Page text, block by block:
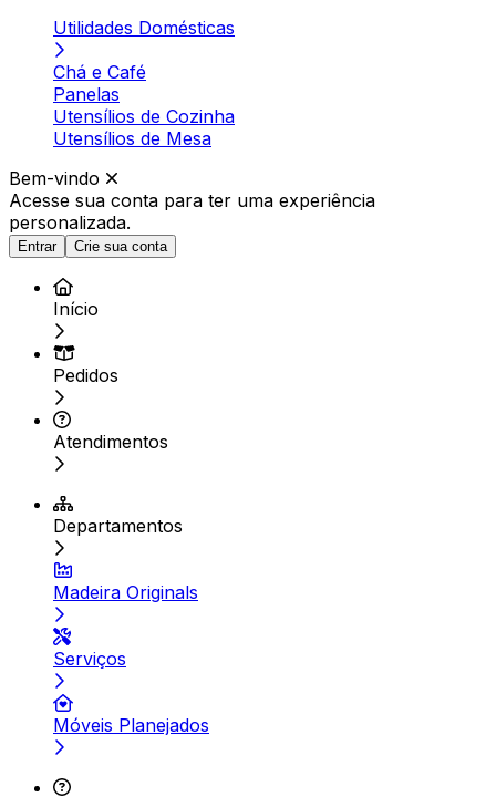
Utilidades Domésticas
Chá e Café
Panelas
Utensílios de Cozinha
Utensílios de Mesa
Bem-vindo
Acesse sua conta para ter uma experiência
personalizada.
Entrar Crie sua conta
Início
Pedidos
Atendimentos
Departamentos
Madeira Originals
Serviços
Móveis Planejados